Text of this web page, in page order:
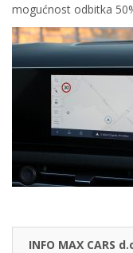
mogućnost odbitka
INFO MAX CARS